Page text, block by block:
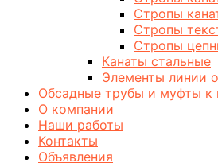
Стропы
Стропы
Стропы
Канаты стальные
Элементы линии
Обсадные трубы и муфты к
О компании
Наши работы
Контакты
Объявления